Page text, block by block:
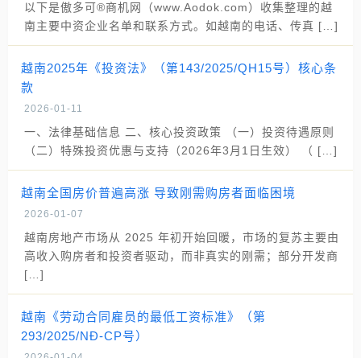
以下是傲多可®商机网（www.Aodok.com）收集整理的越
南主要中资企业名单和联系方式。如越南的电话、传真 […]
越南2025年《投资法》（第143/2025/QH15号）核心条
款
2026-01-11
一、法律基础信息 二、核心投资政策 （一）投资待遇原则
（二）特殊投资优惠与支持（2026年3月1日生效） （ […]
越南全国房价普遍高涨 导致刚需购房者面临困境
2026-01-07
越南房地产市场从 2025 年初开始回暖，市场的复苏主要由
高收入购房者和投资者驱动，而非真实的刚需；部分开发商
[…]
越南《劳动合同雇员的最低工资标准》（第
293/2025/NĐ-CP号）